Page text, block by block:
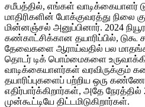
சமீபத்தில், எங்கள் வாடிக்கையாளர்
மாதிரிகளின் போக்குவரத்து நிலை
மின்னஞ்சல் அனுப்பினார். 2024
கண்காட்சிக்கான தயாரிப்பில்,
தேவைகளை ஆராய்வதில் பல
தொடர் டிக் பொம்மைகளை
வாடிக்கையாளர்கள் வரவிருக்கும்
தயாரிப்புகளைப் பற்றிய ஒரு
எதிர்பார்க்கிறார்கள், அதே
முன்கூட்டியே திட்டமிடுகிறார்கள்.